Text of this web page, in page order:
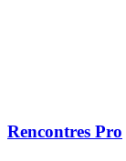
Rencontres Pro